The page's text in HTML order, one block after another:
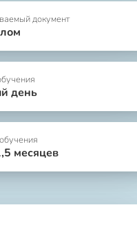
документ
день
месяцев